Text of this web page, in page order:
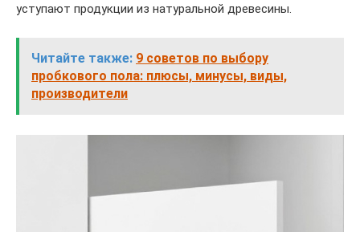
уступают продукции из натуральной древесины.
Читайте также: 9 советов по выбору
пробкового пола: плюсы, минусы, виды,
производители